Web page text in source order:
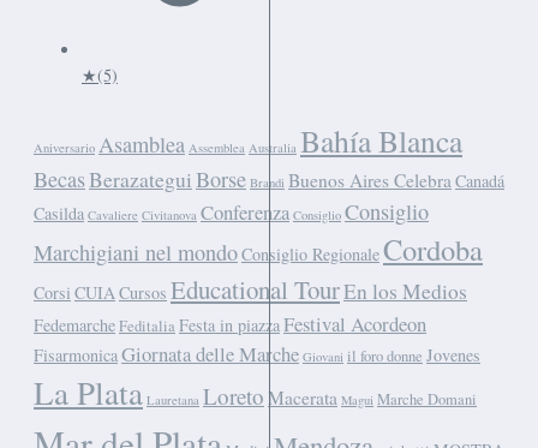
★(5)
Aniversario Asamblea Assemblea Australia Bahía Blanca
BecasBerazateguiBorse Brandi Buenos Aires Celebra Canadá
Casilda Cavaliere Civitanova Conferenza Consiglio Consiglio
Marchigiani nel mondoConsiglio RegionaleCordoba
Corsi CUIA Cursos Educational TourEn los Medios
FedemarcheFeditaliaFesta in piazzaFestival Acordeon
FisarmonicaGiornata delle Marche Giovani il foro donne Jovenes
La Plata Lauretana Loreto Macerata Magui Marche Domani